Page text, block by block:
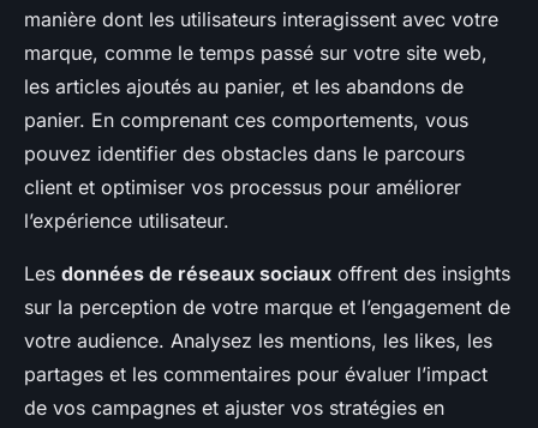
manière dont les utilisateurs interagissent avec votre
marque, comme le temps passé sur votre site web,
les articles ajoutés au panier, et les abandons de
panier. En comprenant ces comportements, vous
pouvez identifier des obstacles dans le parcours
client et optimiser vos processus pour améliorer
l’expérience utilisateur.
Les données de réseaux sociaux offrent des insights
sur la perception de votre marque et l’engagement de
votre audience. Analysez les mentions, les likes, les
partages et les commentaires pour évaluer l’impact
de vos campagnes et ajuster vos stratégies en